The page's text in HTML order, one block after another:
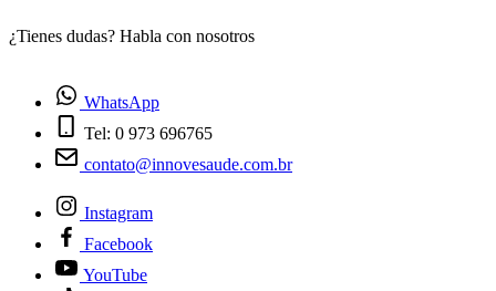
¿Tienes dudas? Habla con nosotros
WhatsApp
Tel: 0 973 696765
contato@innovesaude.com.br
Instagram
Facebook
YouTube